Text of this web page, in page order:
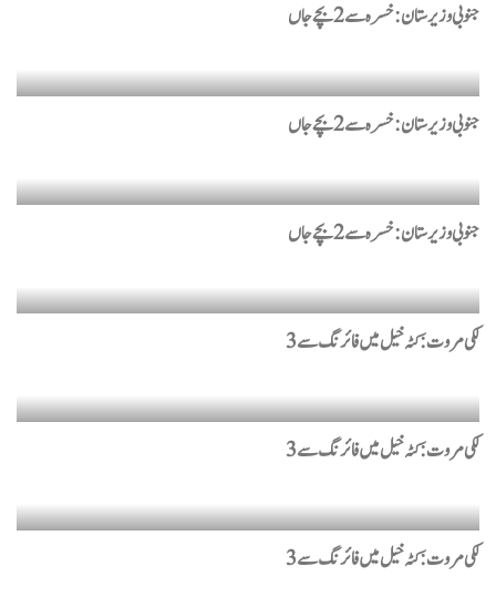
جنوبی وزیرستان : خسرہ سے 2 بچے جاں
جنوبی وزیرستان : خسرہ سے 2 بچے جاں
جنوبی وزیرستان : خسرہ سے 2 بچے جاں
لکی مروت: کٹہ خیل میں فائرنگ سے 3
لکی مروت: کٹہ خیل میں فائرنگ سے 3
لکی مروت: کٹہ خیل میں فائرنگ سے 3